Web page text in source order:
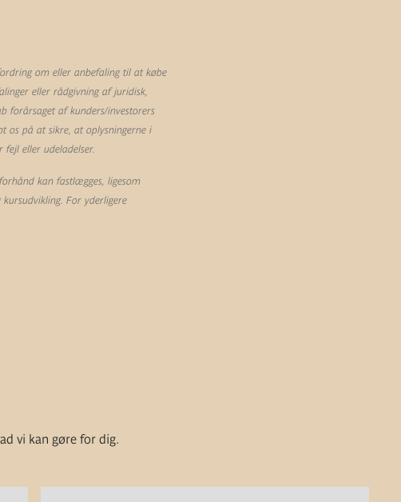
om eller anbefaling til at købe
eller rådgivning af juridisk,
forårsaget af kunders/investorers
os på at sikre, at oplysningerne i
eller udeladelser.
kan fastlægges, ligesom
For yderligere
vi kan gøre for dig.